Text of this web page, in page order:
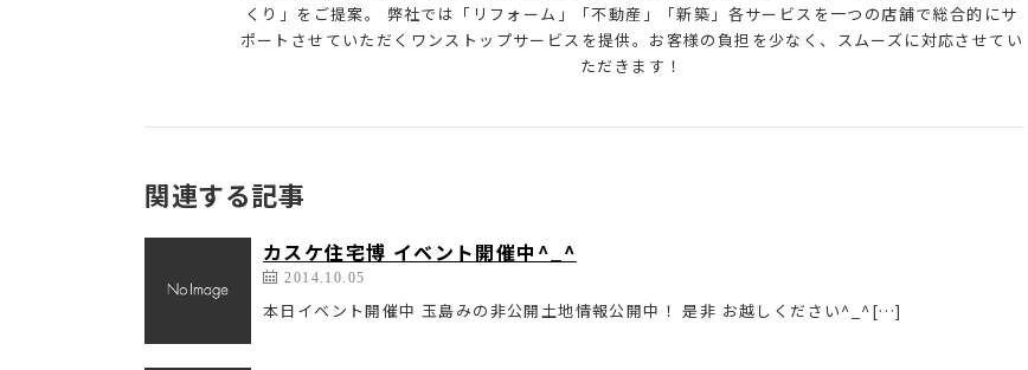
くり」をご提案。 弊社では「リフォーム」「不動産」「新築」各サービスを一つの店舗で総合的にサ
ポートさせていただくワンストップサービスを提供。お客様の負担を少なく、スムーズに対応させてい
ただきます！
関連する記事
カスケ住宅博 イベント開催中^_^
2014.10.05
本日イベント開催中 玉島みの非公開土地情報公開中！ 是非 お越しください^_^[…]